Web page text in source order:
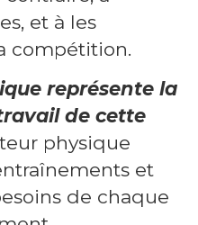
et à les
compétition.
représente la
de cette
physique
et
de chaque